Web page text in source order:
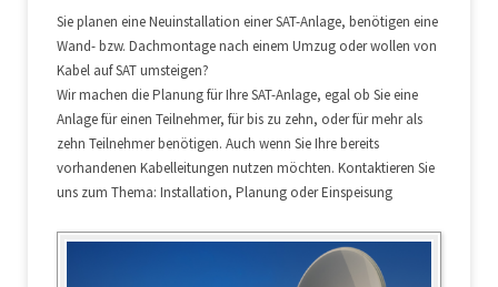
Sie planen eine Neuinstallation einer SAT-Anlage, benötigen eine
Wand- bzw. Dachmontage nach einem Umzug oder wollen von
Kabel auf SAT umsteigen?
Wir machen die Planung für Ihre SAT-Anlage, egal ob Sie eine
Anlage für einen Teilnehmer, für bis zu zehn, oder für mehr als
zehn Teilnehmer benötigen. Auch wenn Sie Ihre bereits
vorhandenen Kabelleitungen nutzen möchten. Kontaktieren Sie
uns zum Thema: Installation, Planung oder Einspeisung